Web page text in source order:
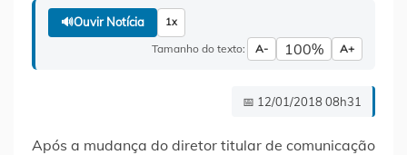
🔊Ouvir Notícia 1x
Tamanho do texto: A- 100% A+
📅 12/01/2018 08h31
Após a mudança do diretor titular de comunicação